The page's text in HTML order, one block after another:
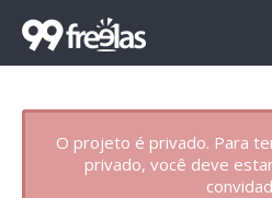
O projeto é privado. Para
privado, você deve